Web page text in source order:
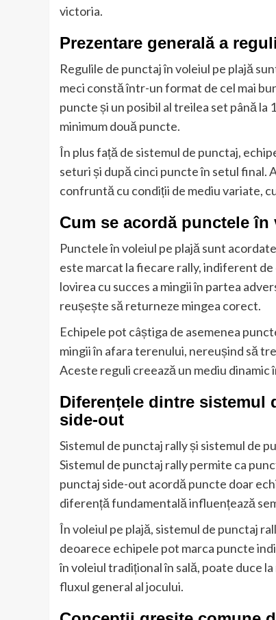
victoria.
Prezentare generală a
Regulile de punctaj în voleiul pe plajă
meci constă într-un format de cel mai
puncte și un posibil al treilea set până
minimum două puncte.
În plus față de sistemul de punctaj,
seturi și după cinci puncte în setul final.
confruntă cu condiții de mediu variate,
Cum se acordă punctele
Punctele în voleiul pe plajă sunt
este marcat la fiecare rally, indiferent
lovirea cu succes a mingii în partea
reușește să returneze mingea corect.
Echipele pot câștiga de asemenea
mingii în afara terenului, nereușind să
Aceste reguli creează un mediu dinamic
Diferențele dintre sistemul
side-out
Sistemul de punctaj rally și sistemul de
Sistemul de punctaj rally permite ca
punctaj side-out acordă puncte doar
diferență fundamentală influențează
În voleiul pe plajă, sistemul de punctaj
deoarece echipele pot marca puncte
în voleiul tradițional în sală, poate duce
fluxul general al jocului.